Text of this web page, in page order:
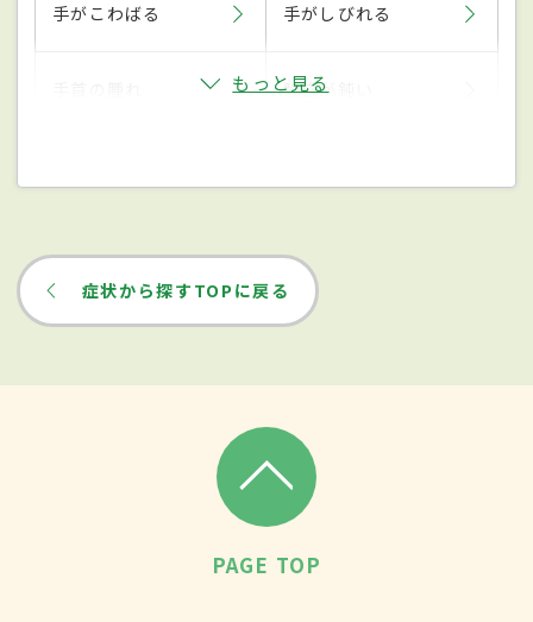
手がこわばる 手がしびれる
触感が鈍い
もっと見る
症状から探すTOPに戻る
PAGE TOP